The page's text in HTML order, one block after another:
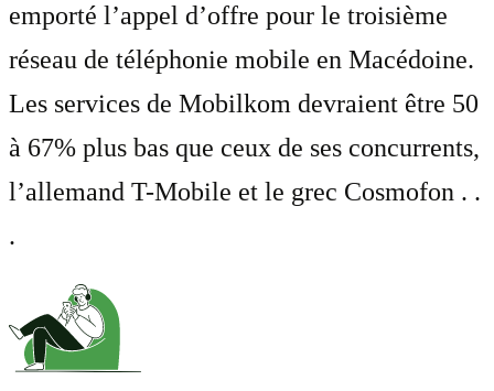
emporté l’appel d’offre pour le troisième
réseau de téléphonie mobile en Macédoine.
Les services de Mobilkom devraient être 50
à 67% plus bas que ceux de ses concurrents,
l’allemand T-Mobile et le grec Cosmofon . .
.